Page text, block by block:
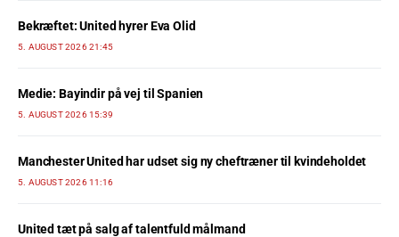
Bekræftet: United hyrer Eva Olid
5. AUGUST 2026 21:45
Medie: Bayindir på vej til Spanien
5. AUGUST 2026 15:39
Manchester United har udset sig ny cheftræner til kvindeholdet
5. AUGUST 2026 11:16
United tæt på salg af talentfuld målmand